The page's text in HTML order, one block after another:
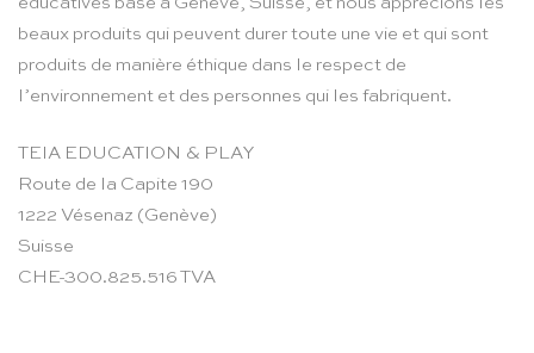
beaux produits qui peuvent durer toute une vie et qui sont
produits de manière éthique dans le respect de
l’environnement et des personnes qui les fabriquent.
TEIA EDUCATION & PLAY
Route de la Capite 190
1222 Vésenaz (Genève)
Suisse
CHE-300.825.516 TVA